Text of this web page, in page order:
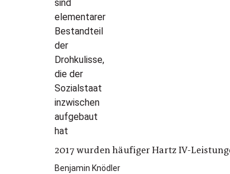
2017 wurden häufiger Hartz IV-
Benjamin Knödler